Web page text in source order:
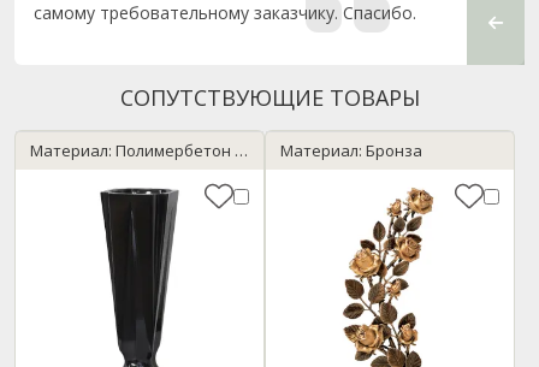
самому требовательному заказчику. Спасибо.
СОПУТСТВУЮЩИЕ ТОВАРЫ
Материал: Полимербетон / черный Материал: Бронза